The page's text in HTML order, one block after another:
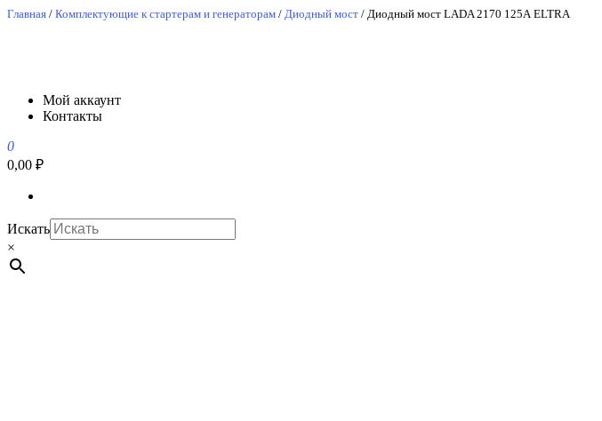
Перейти
Главная / Комплектующие к стартерам и генераторам / Диодный мост / Диодный мост LADA 2170 125А ELTRA
АвтоСпецЮг
АвтоСпецЮг автозапчасти оптом и в розницу
Мой аккаунт
Контакты
0
0,00 ₽
Искать
×